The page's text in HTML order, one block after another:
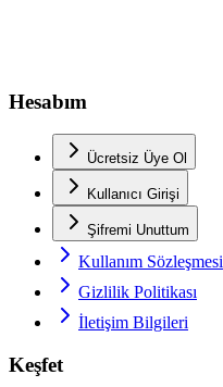
Hesabım
Ücretsiz Üye Ol
Kullanıcı Girişi
Şifremi Unuttum
Kullanım Sözleşmesi
Gizlilik Politikası
İletişim Bilgileri
Keşfet